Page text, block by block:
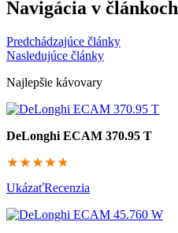
Navigácia v článkoch
Predchádzajúce články
Nasledujúce články
Najlepšie kávovary
DeLonghi ECAM 370.95 T
94.8
UkázaťRecenzia